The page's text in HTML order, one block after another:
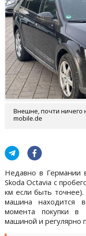
Внешне, почти ничего
mobile.de
Недавно в Германии
Skoda Octavia с
км если быть
машина находится
момента покупки в
машиной и регулярно